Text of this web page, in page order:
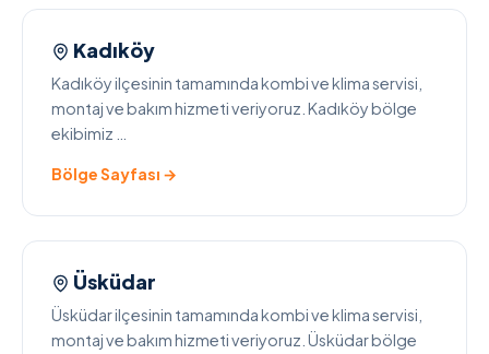
Kadıköy
Kadıköy ilçesinin tamamında kombi ve klima servisi,
montaj ve bakım hizmeti veriyoruz. Kadıköy bölge
ekibimiz …
Bölge Sayfası →
Üsküdar
Üsküdar ilçesinin tamamında kombi ve klima servisi,
montaj ve bakım hizmeti veriyoruz. Üsküdar bölge